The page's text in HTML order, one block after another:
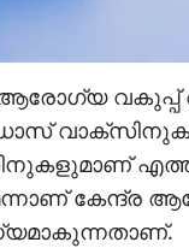
വകുപ്പ്
ഡോസ്
കേന്ദ്ര